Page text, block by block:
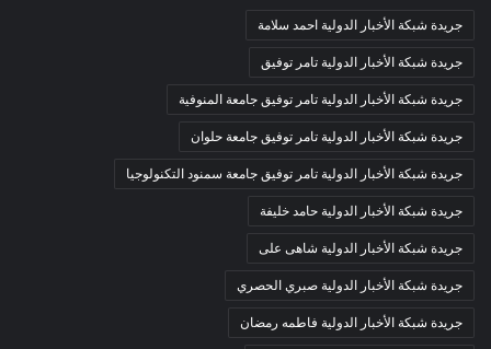
جريدة شبكة الأخبار الدولية احمد سلامة
جريدة شبكة الأخبار الدولية تامر توفيق
جريدة شبكة الأخبار الدولية تامر توفيق جامعة المنوفية
جريدة شبكة الأخبار الدولية تامر توفيق جامعة حلوان
جريدة شبكة الأخبار الدولية تامر توفيق جامعة سمنود التكنولوجيا
جريدة شبكة الأخبار الدولية حامد خليفة
جريدة شبكة الأخبار الدولية شاهى على
جريدة شبكة الأخبار الدولية صبري الحصري
جريدة شبكة الأخبار الدولية فاطمه رمضان